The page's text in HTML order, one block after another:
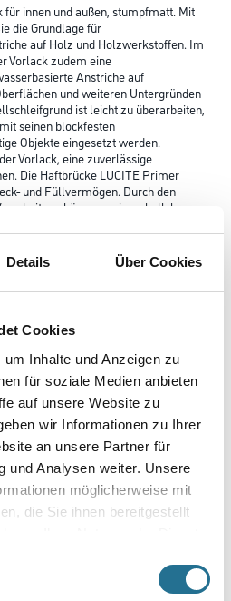
Details Über Cookies
Cookies
Inhalte und Anzeigen zu
für soziale Medien anbieten
auf unsere Website zu
wir Informationen zu Ihrer
an unsere Partner für
und Analysen weiter. Unsere
möglicherweise mit
die Sie ihnen bereitgestellt
Ihrer Nutzung der Dienste
innen und außen, stumpfmatt. Mit
die Grundlage für
auf Holz und Holzwerkstoffen. Im
Vorlack zudem eine
Anstriche auf
und weiteren Untergründen
ist leicht zu überarbeiten,
seinen blockfesten
Objekte eingesetzt werden.
Vorlack, eine zuverlässige
Die Haftbrücke LUCITE Primer
und Füllvermögen. Durch den
können so innerhalb kurzer
Optik können Sie sowohl
als auch auf alten
oder geputzten Flächen
nach ca. 3 Stunden kann